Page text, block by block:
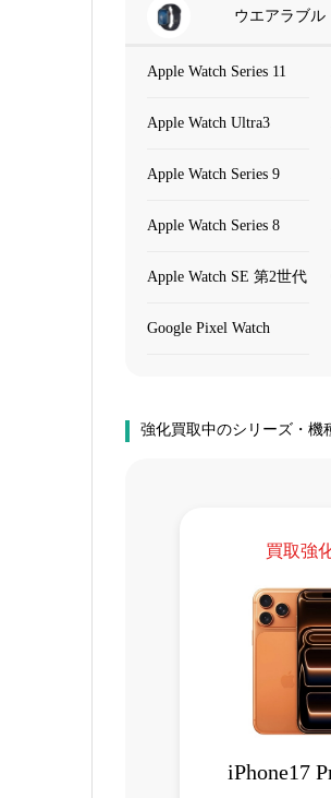
ウエアラブル
Apple Watch Series 11
Apple Watch Ultra3
Apple Watch Series 9
Apple Watch Series 8
Apple Watch SE 第2世代
Google Pixel Watch
強化買取中のシリーズ・機
買取強
iPhone17